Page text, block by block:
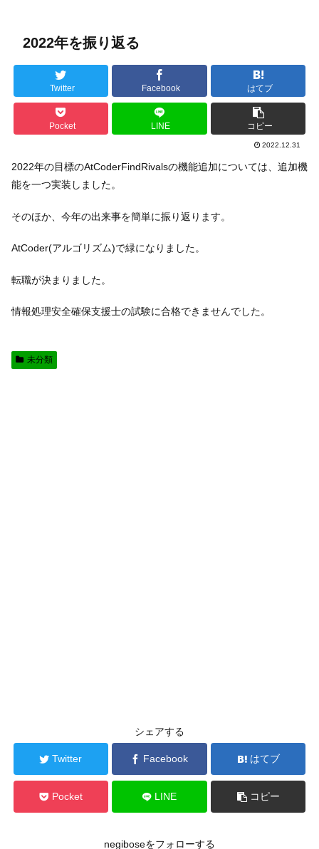
2022年を振り返る
Twitter Facebook はてブ
Pocket LINE コピー
2022.12.31
2022年の目標のAtCoderFindRivalsの機能追加については、追加機
能を一つ実装しました。
そのほか、今年の出来事を簡単に振り返ります。
AtCoder(アルゴリズム)で緑になりました。
転職が決まりました。
情報処理安全確保支援士の試験に合格できませんでした。
未分類
シェアする
Twitter Facebook はてブ
Pocket LINE コピー
negiboseをフォローする